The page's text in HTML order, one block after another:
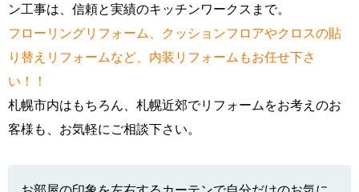
ン工事は、信頼と実績のキッチンワークスまで。
フローリングリフォーム、クッションフロアやクロスの貼
り替えリフォームなど、内装リフォームもお任せ下さ
い！！
札幌市内はもちろん、札幌近郊でリフォームをお考えのお
客様も、お気軽にご相談下さい。